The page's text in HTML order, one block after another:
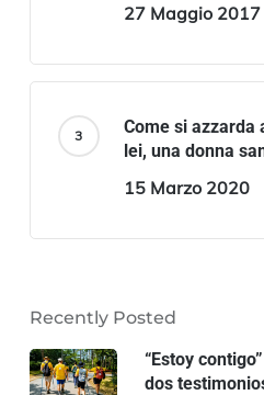
27 Maggio 2017
Come si azzarda
lei, una donna
15 Marzo 2020
Recently Posted
“Estoy
dos